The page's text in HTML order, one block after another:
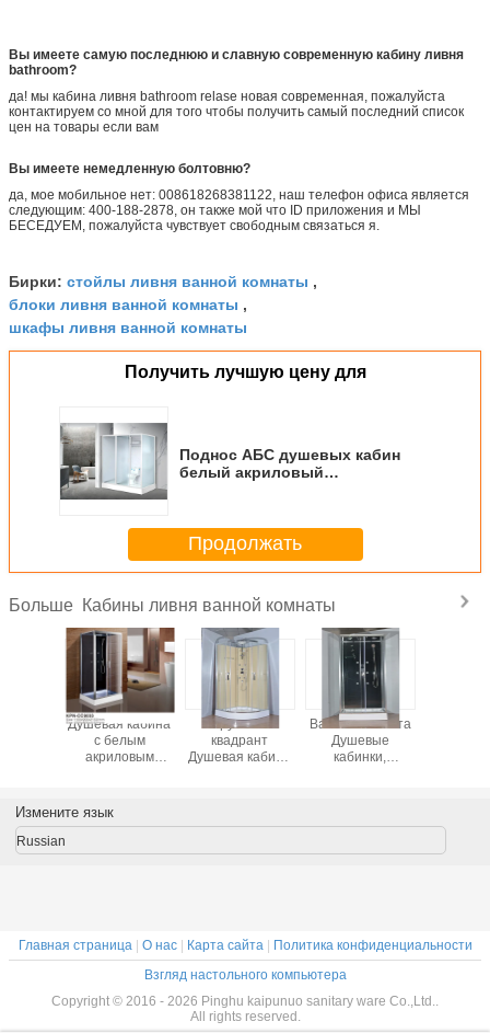
Вы имеете самую последнюю и славную современную кабину ливня
bathroom?
да! мы кабина ливня bathroom relase новая современная, пожалуйста
контактируем со мной для того чтобы получить самый последний список
цен на товары если вам
Вы имеете немедленную болтовню?
да, мое мобильное нет: 008618268381122, наш телефон офиса является
следующим: 400-188-2878, он также мой что ID приложения и МЫ
БЕСЕДУЕМ, пожалуйста чувствует свободным связаться я.
Бирки: стойлы ливня ванной комнаты ,
блоки ливня ванной комнаты ,
шкафы ливня ванной комнаты
Получить лучшую цену для
Поднос АБС душевых кабин
белый акриловый
Продолжать
Больше Кабины ливня ванной комнаты
Душевая кабина
с белым
акриловым
см
Круговой
квадрант
Душевая кабина
хромного
Ванная комната
Душевые
кабинки,
Измените язык
Russian
Главная страница| О нас| Карта сайта| Политика конфиденциальности
Взгляд настольного компьютера
Copyright © 2016 - 2026 Pinghu kaipunuo sanitary ware Co.,Ltd..
All rights reserved.